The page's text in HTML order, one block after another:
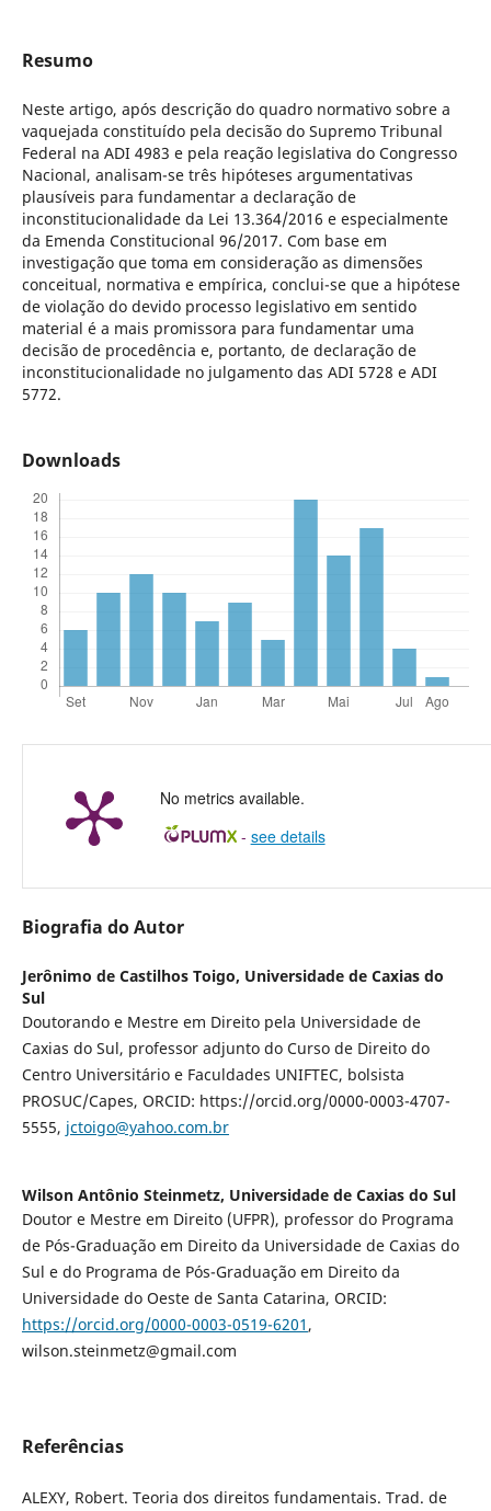
Resumo
Neste artigo, após descrição do quadro normativo sobre a
vaquejada constituído pela decisão do Supremo Tribunal
Federal na ADI 4983 e pela reação legislativa do Congresso
Nacional, analisam-se três hipóteses argumentativas
plausíveis para fundamentar a declaração de
inconstitucionalidade da Lei 13.364/2016 e especialmente
da Emenda Constitucional 96/2017. Com base em
investigação que toma em consideração as dimensões
conceitual, normativa e empírica, conclui-se que a hipótese
de violação do devido processo legislativo em sentido
material é a mais promissora para fundamentar uma
decisão de procedência e, portanto, de declaração de
inconstitucionalidade no julgamento das ADI 5728 e ADI
5772.
Downloads
No metrics available.
- see details
Biografia do Autor
Jerônimo de Castilhos Toigo, Universidade de Caxias do
Sul
Doutorando e Mestre em Direito pela Universidade de
Caxias do Sul, professor adjunto do Curso de Direito do
Centro Universitário e Faculdades UNIFTEC, bolsista
PROSUC/Capes, ORCID: https://orcid.org/0000-0003-4707-
5555, jctoigo@yahoo.com.br
Wilson Antônio Steinmetz, Universidade de Caxias do Sul
Doutor e Mestre em Direito (UFPR), professor do Programa
de Pós-Graduação em Direito da Universidade de Caxias do
Sul e do Programa de Pós-Graduação em Direito da
Universidade do Oeste de Santa Catarina, ORCID:
https://orcid.org/0000-0003-0519-6201 ,
wilson.steinmetz@gmail.com
Referências
ALEXY, Robert. Teoria dos direitos fundamentais. Trad. de